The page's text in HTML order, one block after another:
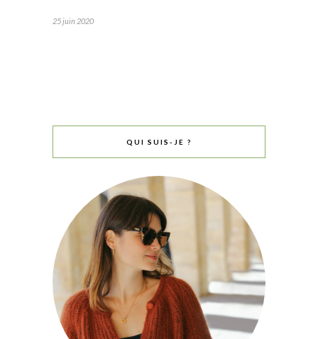
25 juin 2020
QUI SUIS-JE ?